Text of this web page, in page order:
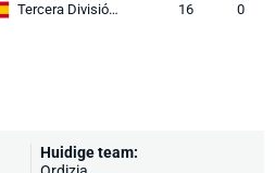
Tercera División RFEF 16 0
Huidige team: